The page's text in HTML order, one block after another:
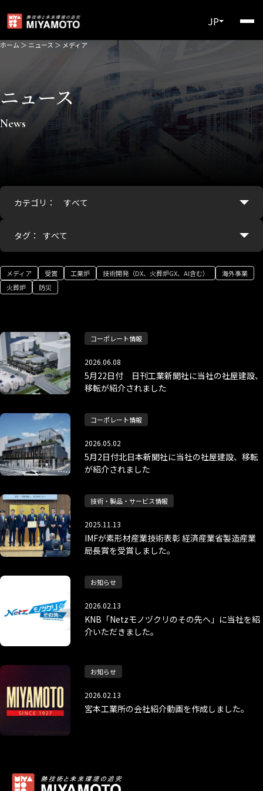
JP
ホーム ＞ ニュース ＞ メディア
ニュース
News
カテゴリ：
タグ：
メディア 受賞 工業炉 技術開発（DX、火葬炉GX、AI含む）
海外事業
火葬炉
防災
コーポレート情報
2026.06.08
5月22日付 日刊工業新聞社に当社の社屋建設、
移転が紹介されました
コーポレート情報
2026.05.02
5月2日付北日本新聞社に当社の社屋建設、移転
が紹介されました
技術・製品・サービス情報
2025.11.13
IMFが素形材産業技術表彰 経済産業省製造産業
局長賞を受賞しました。
お知らせ
2026.02.13
KNB「Netzモノヅクリのその先へ」に当社を紹
介いただきました。
お知らせ
2026.02.13
宮本工業所の会社紹介動画を作成しました。